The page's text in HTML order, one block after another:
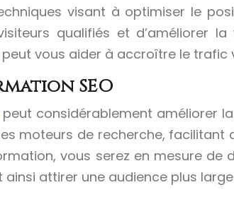
visant à optimiser le
qualifiés et d’améliorer
vous aider à accroître le trafic
SEO
considérablement améliorer
moteurs de recherche, facilitant
vous serez en mesure de
attirer une audience plus